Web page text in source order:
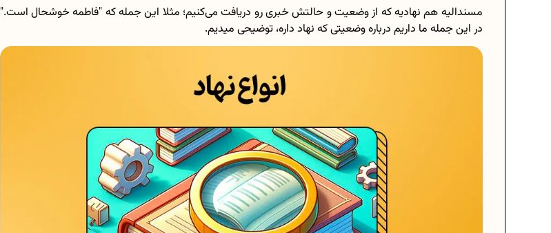
مسندالیه هم نهادیه که از وضعیت و حالتش خبری رو دریافت می‌کنیم؛ مثلا این جمله که "فاطمه خوشحال است."
در این جمله ما داریم درباره وضعیتی که نهاد داره، توضیحی میدیم.